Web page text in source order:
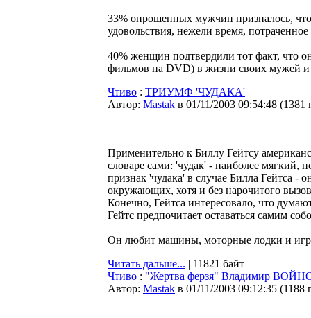
33% опрошенных мужчин призналось,
удовольствия, нежели время,
40% женщин подтвердили тот факт, что
фильмов на DVD) в жизни своих мужей
Чтиво : ТРИУМФ 'ЧУДАКА'
Автор: Мastak в 01/11/2003 09:54:48 (1381
Применительно к Биллу Гейтсу
словаре сами: 'чудак' - наиболее мягкий,
признак 'чудака' в случае Билла Гейтса -
окружающих, хотя и без нарочитого
Конечно, Гейтса интересовало, что
Гейтс предпочитает оставаться самим
Он любит машины, моторные лодки и
Читать дальше... | 11821 байт
Чтиво : "Жертва ферзя" Владимир
Автор: Мastak в 01/11/2003 09:12:35 (1188